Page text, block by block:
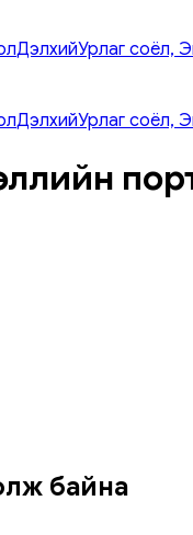
ДэлхийУрлаг соёл,
ДэлхийУрлаг соёл,
байна